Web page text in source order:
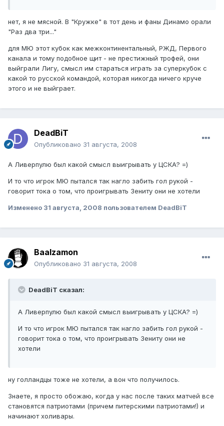
нет, я не мясной. В "Кружке" в тот день и фаны Динамо орали
"Раз два три..."
для МЮ этот кубок как межконтинентальный, РЖД, Первого
канала и тому подобное щит - не престижный трофей, они
выйграли Лигу, смысл им стараться играть за суперкубок с
какой то русской командой, которая никогда ничего круче
этого и не выйграет.
DeadBiT
Опубликовано 31 августа, 2008
А Ливерпулю был какой смысл выигрывать у ЦСКА? =)
И то что игрок МЮ пытался так нагло забить гол рукой -
говорит тока о том, что проигрывать Зениту они не хотели
Изменено 31 августа, 2008 пользователем DeadBiT
Baalzamon
Опубликовано 31 августа, 2008
DeadBiT сказал:
А Ливерпулю был какой смысл выигрывать у ЦСКА? =)
И то что игрок МЮ пытался так нагло забить гол рукой -
говорит тока о том, что проигрывать Зениту они не
хотели
ну голландцы тоже не хотели, а вон что получилось.
Знаете, я просто обожаю, когда у нас после таких матчей все
становятся патриотами (причем питерскими патриотами!) и
начинают холивары.